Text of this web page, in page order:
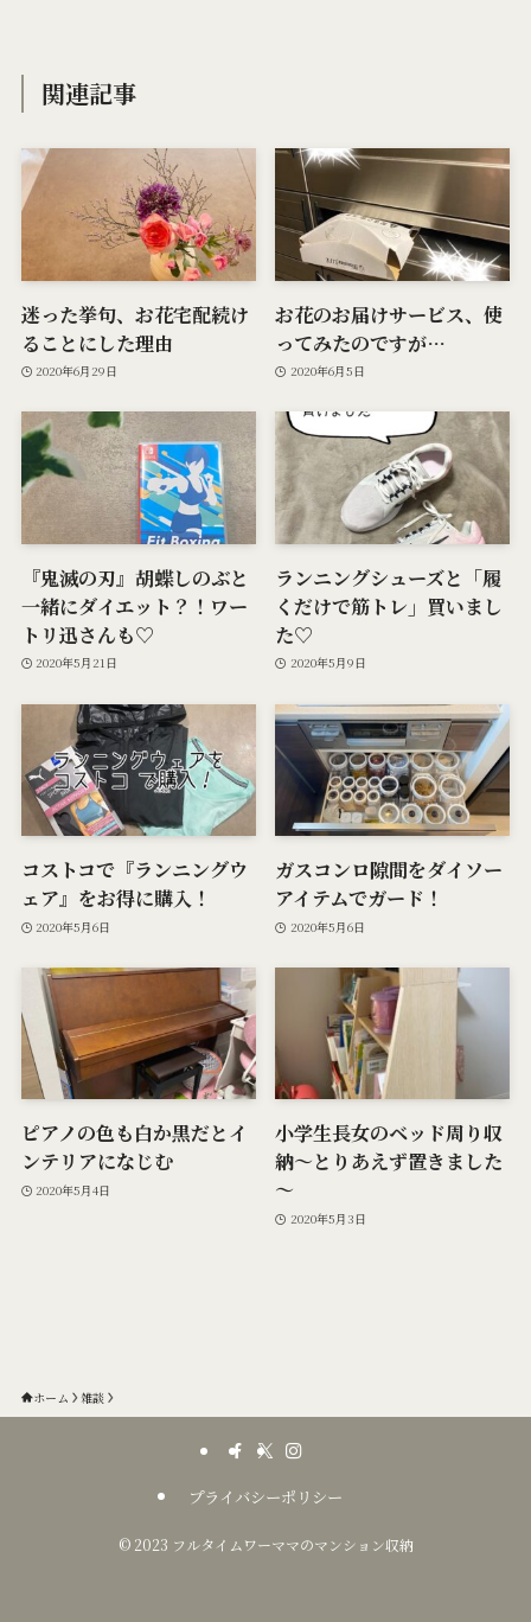
関連記事
迷った挙句、お花宅配続け
ることにした理由
2020年6月29日
お花のお届けサービス、使
ってみたのですが…
2020年6月5日
『鬼滅の刃』胡蝶しのぶと
一緒にダイエット？！ワー
トリ迅さんも♡
2020年5月21日
ランニングシューズと「履
くだけで筋トレ」買いまし
た♡
2020年5月9日
コストコで『ランニングウ
ェア』をお得に購入！
2020年5月6日
ガスコンロ隙間をダイソー
アイテムでガード！
2020年5月6日
ピアノの色も白か黒だとイ
ンテリアになじむ
2020年5月4日
小学生長女のベッド周り収
納～とりあえず置きました
～
2020年5月3日
ホーム 雑談
プライバシーポリシー
©2023 フルタイムワーママのマンション収納